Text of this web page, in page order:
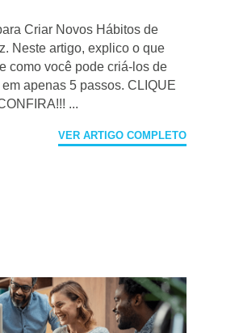
Criar Novos Hábitos de
Neste artigo, explico o que
como você pode criá-los de
apenas 5 passos. CLIQUE
...
VER ARTIGO COMPLETO